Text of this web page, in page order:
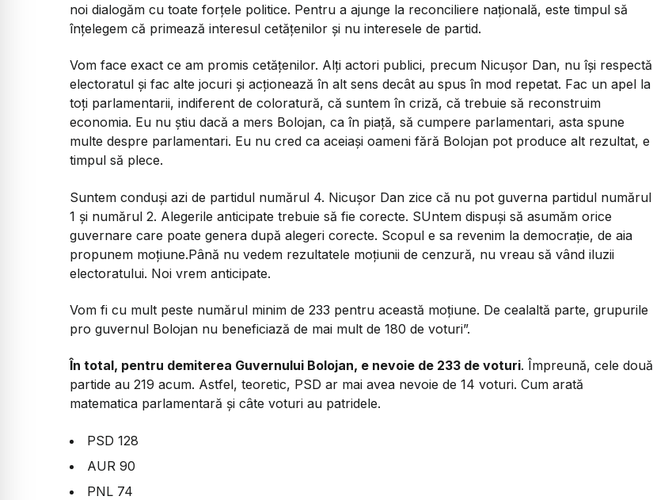
noi dialogăm cu toate forțele politice. Pentru a ajunge la reconciliere națională, este timpul să
înțelegem că primează interesul cetățenilor și nu interesele de partid.
Vom face exact ce am promis cetățenilor. Alți actori publici, precum Nicușor Dan, nu își respectă
electoratul și fac alte jocuri și acționează în alt sens decât au spus în mod repetat. Fac un apel la
toți parlamentarii, indiferent de coloratură, că suntem în criză, că trebuie să reconstruim
economia. Eu nu știu dacă a mers Bolojan, ca în piață, să cumpere parlamentari, asta spune
multe despre parlamentari. Eu nu cred ca aceiași oameni fără Bolojan pot produce alt rezultat, e
timpul să plece.
Suntem conduși azi de partidul numărul 4. Nicușor Dan zice că nu pot guverna partidul numărul
1 și numărul 2. Alegerile anticipate trebuie să fie corecte. SUntem dispuși să asumăm orice
guvernare care poate genera după alegeri corecte. Scopul e sa revenim la democrație, de aia
propunem moțiune.Până nu vedem rezultatele moțiunii de cenzură, nu vreau să vând iluzii
electoratului. Noi vrem anticipate.
Vom fi cu mult peste numărul minim de 233 pentru această moțiune. De cealaltă parte, grupurile
pro guvernul Bolojan nu beneficiază de mai mult de 180 de voturi”.
În total, pentru demiterea Guvernului Bolojan, e nevoie de 233 de voturi. Împreună, cele două
partide au 219 acum. Astfel, teoretic, PSD ar mai avea nevoie de 14 voturi. Cum arată
matematica parlamentară și câte voturi au patridele.
PSD 128
AUR 90
PNL 74